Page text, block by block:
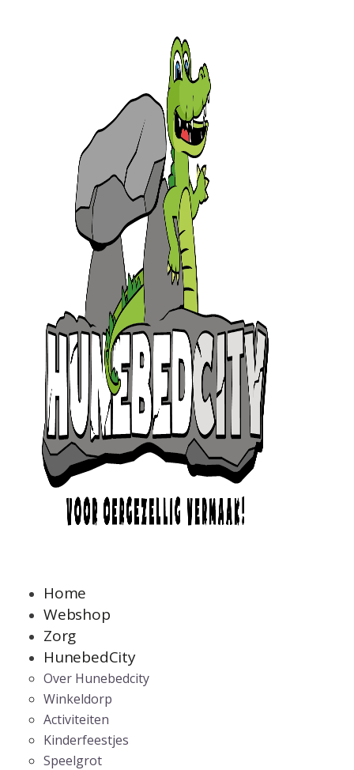
Home
Webshop
Zorg
HunebedCity
Over Hunebedcity
Winkeldorp
Activiteiten
Kinderfeestjes
Speelgrot